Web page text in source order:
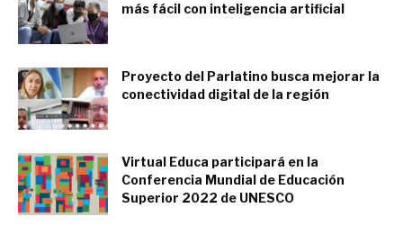
más fácil con inteligencia artificial
Proyecto del Parlatino busca mejorar la
conectividad digital de la región
Virtual Educa participará en la
Conferencia Mundial de Educación
Superior 2022 de UNESCO